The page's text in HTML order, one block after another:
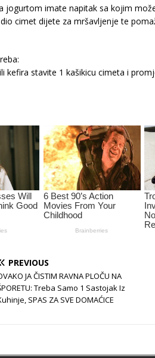
jogurtom imate napitak sa kojim
cimet dijete za mršavljenje te
kefira stavite 1 kašikicu cimeta i
PREVIOUS
JA ČISTIM RAVNA PLOČU NA
Treba Samo 1 Sastojak Iz
SPAS ZA SVE DOMAĆICE